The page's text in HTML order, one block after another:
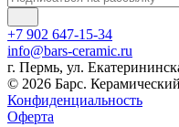
+7 902 647-15-34
info@bars-ceramic.ru
г. Пермь, ул.
© 2026 Барс.
Конфиденциальность
Оферта